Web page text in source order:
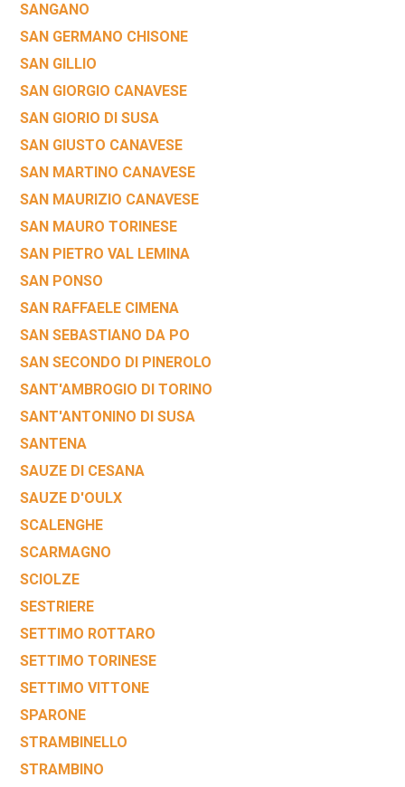
SANGANO
SAN GERMANO CHISONE
SAN GILLIO
SAN GIORGIO CANAVESE
SAN GIORIO DI SUSA
SAN GIUSTO CANAVESE
SAN MARTINO CANAVESE
SAN MAURIZIO CANAVESE
SAN MAURO TORINESE
SAN PIETRO VAL LEMINA
SAN PONSO
SAN RAFFAELE CIMENA
SAN SEBASTIANO DA PO
SAN SECONDO DI PINEROLO
SANT'AMBROGIO DI TORINO
SANT'ANTONINO DI SUSA
SANTENA
SAUZE DI CESANA
SAUZE D'OULX
SCALENGHE
SCARMAGNO
SCIOLZE
SESTRIERE
SETTIMO ROTTARO
SETTIMO TORINESE
SETTIMO VITTONE
SPARONE
STRAMBINELLO
STRAMBINO